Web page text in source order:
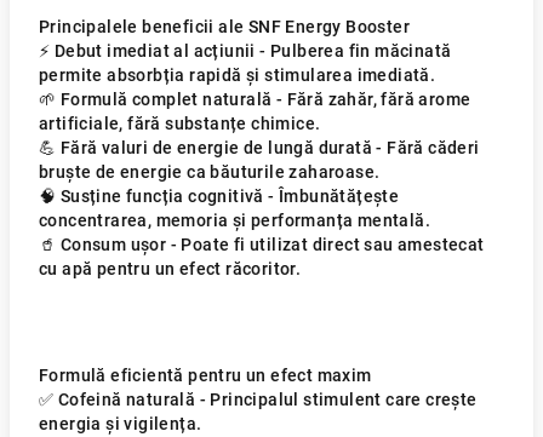
Principalele beneficii ale SNF Energy Booster
⚡ Debut imediat al acțiunii - Pulberea fin măcinată
permite absorbția rapidă și stimularea imediată.
🌱 Formulă complet naturală - Fără zahăr, fără arome
artificiale, fără substanțe chimice.
💪 Fără valuri de energie de lungă durată - Fără căderi
bruște de energie ca băuturile zaharoase.
🧠 Susține funcția cognitivă - Îmbunătățește
concentrarea, memoria și performanța mentală.
🥤 Consum ușor - Poate fi utilizat direct sau amestecat
cu apă pentru un efect răcoritor.
Formulă eficientă pentru un efect maxim
✅ Cofeină naturală - Principalul stimulent care crește
energia și vigilența.